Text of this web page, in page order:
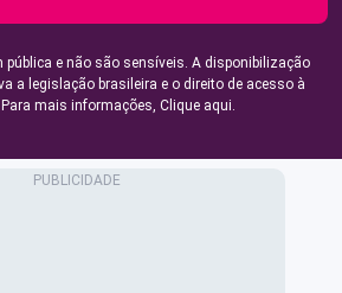
pública e não são sensíveis. A disponibilização
a legislação brasileira e o direito de acesso à
mais informações, Clique aqui.